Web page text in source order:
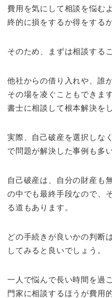
費用を気にして相談を悩む
終的に損をするか得をする
そのため、まずは相談する
他社からの借り入れや、誰
その場を凌ぐこともできま
書士に相談して根本解決を
実際、自己破産を選択しな
で問題が解決した事例も多
自己破産は、自分の財産も
の中でも最終手段なので、
る道もあります。
どの手続きが良いかの判断
してみると良いでしょう。
一人で悩んで長い時間を過
門家に相談するほうが費用